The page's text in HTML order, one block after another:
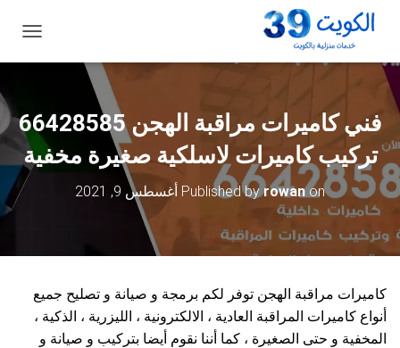
ب
ل
ا
ل
ت
ن
فني كاميرات مراقبة الهجن 66428585
تركيب كاميرات لاسلكية صغيرة مخفية
Published byrowanon أغسطس 9, 2021
كاميرات مراقبة الهجن توفر لكم برمجة و صيانة و تصليح جميع
أنواع كاميرات المراقبة العادية ، الالكترونية ، الليزرية ، الذكية ،
المخفية و حتى الصغيرة ، كما أننا نقوم أيضا بتركيب و صيانة و